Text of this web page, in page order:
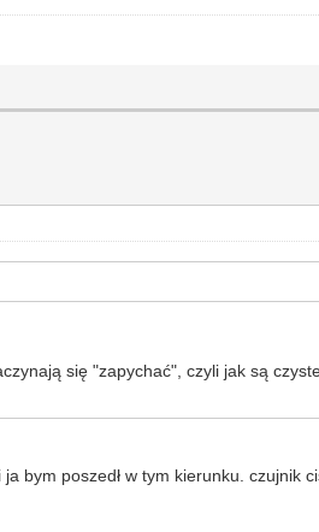
się "zapychać", czyli jak są
bym poszedł w tym kierunku.